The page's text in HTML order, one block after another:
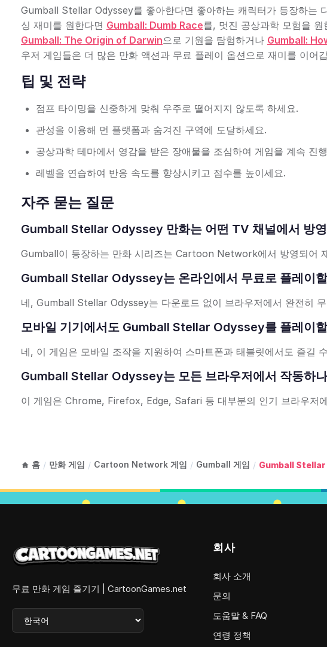
Gumball Stellar Odyssey를 좋아한다면 좋아하는 캐릭터가 등장하는
싱 재미를 원한다면 Gumball: Dumb Race를, 멋진 공상과학 모험을 원
Gumball: The Origin of Darwin으로 기원을 탐험하거나 Gumball:
우저 게임들은 더 많은 만화 액션과 무료 플레이 옵션으로 재미를 이어
팁 및 전략
점프 타이밍을 신중하게 맞춰 우주로 떨어지지 않도록 하세요.
관성을 이용해 먼 플랫폼과 숨겨진 구역에 도달하세요.
공상과학 테마에서 영감을 받은 장애물을 조심하여 게임을 계속 진
레벨을 연습하여 반응 속도를 향상시키고 점수를 높이세요.
자주 묻는 질문
Gumball Stellar Odyssey 만화는 어떤 TV 채널에서 방
Gumball이 등장하는 만화 시리즈는 Cartoon Network에서 방영되어
Gumball Stellar Odyssey는 온라인에서 무료로 플레이
네, Gumball Stellar Odyssey는 다운로드 없이 브라우저에서 완전히
모바일 기기에서도 Gumball Stellar Odyssey를 플레이
네, 이 게임은 모바일 조작을 지원하여 스마트폰과 태블릿에서도 즐길
Gumball Stellar Odyssey는 모든 브라우저에서 작동하
이 게임은 Chrome, Firefox, Edge, Safari 등 대부분의 인기 브라우저
홈 / 만화 게임 / Cartoon Network 게임 / Gumball 게임 / Gumball
무료 만화 게임 즐기기 | CartoonGames.net
회사
회사 소개
문의
도움말 & FAQ
연령 정책